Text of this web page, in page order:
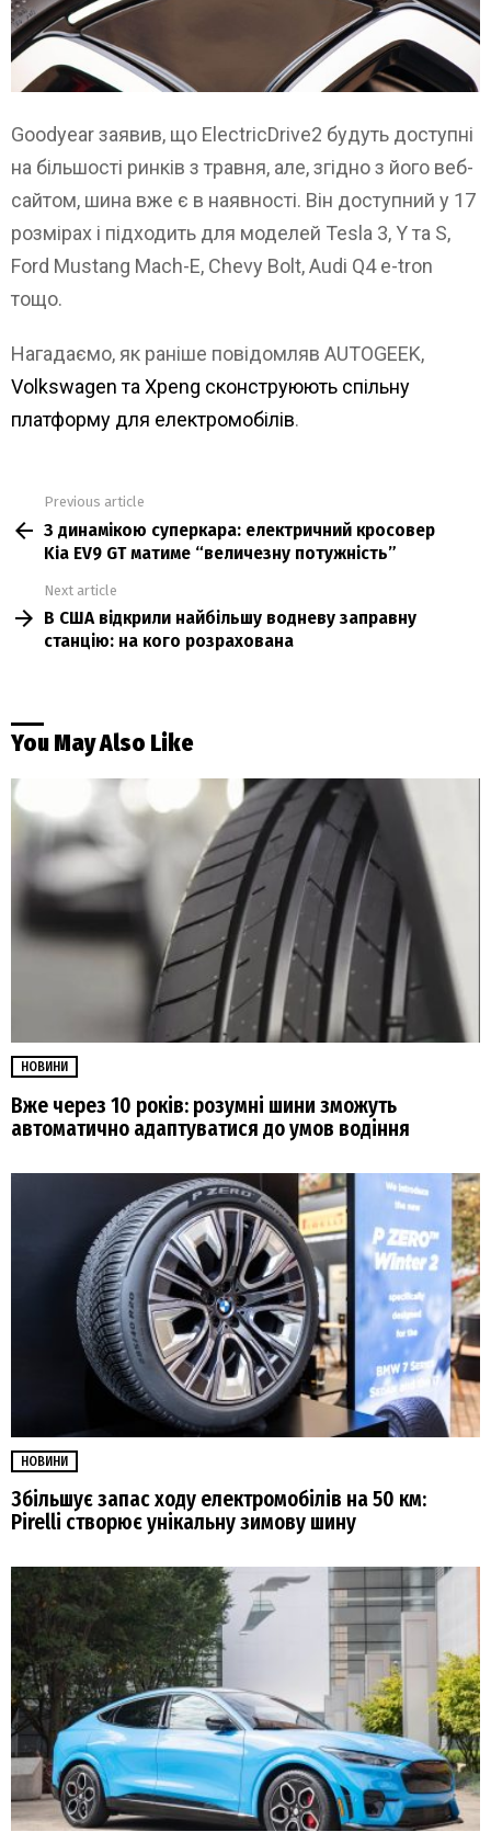
Goodyear заявив, що ElectricDrive2 будуть доступні
на більшості ринків з травня, але, згідно з його веб-
сайтом, шина вже є в наявності. Він доступний у 17
розмірах і підходить для моделей Tesla 3, Y та S,
Ford Mustang Mach-E, Chevy Bolt, Audi Q4 e-tron
тощо.
Нагадаємо, як раніше повідомляв AUTOGEEK,
Volkswagen та Xpeng сконструюють спільну
платформу для електромобілів.
more
Previous article
З динамікою суперкара: електричний кросовер
Kia EV9 GT матиме “величезну потужність”
Next article
В США відкрили найбільшу водневу заправну
станцію: на кого розрахована
You May Also Like
НОВИНИ
Вже через 10 років: розумні шини зможуть
автоматично адаптуватися до умов водіння
НОВИНИ
Збільшує запас ходу електромобілів на 50 км:
Pirelli створює унікальну зимову шину